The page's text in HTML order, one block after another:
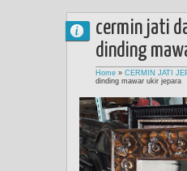
cermin jati
dinding
Home » CERMIN JATI
dinding mawar ukir jepara